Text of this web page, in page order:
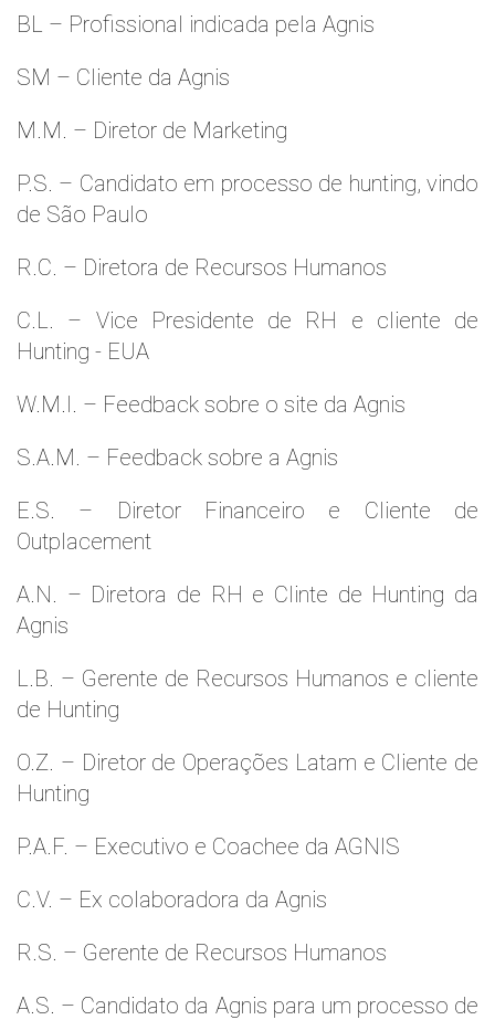
BL – Profissional indicada pela Agnis
SM – Cliente da Agnis
M.M. – Diretor de Marketing
P.S. – Candidato em processo de hunting, vindo
de São Paulo
R.C. – Diretora de Recursos Humanos
C.L. – Vice Presidente de RH e cliente de
Hunting - EUA
W.M.l. – Feedback sobre o site da Agnis
S.A.M. – Feedback sobre a Agnis
E.S. – Diretor Financeiro e Cliente de
Outplacement
A.N. – Diretora de RH e Clinte de Hunting da
Agnis
L.B. – Gerente de Recursos Humanos e cliente
de Hunting
O.Z. – Diretor de Operações Latam e Cliente de
Hunting
P.A.F. – Executivo e Coachee da AGNIS
C.V. – Ex colaboradora da Agnis
R.S. – Gerente de Recursos Humanos
A.S. – Candidato da Agnis para um processo de